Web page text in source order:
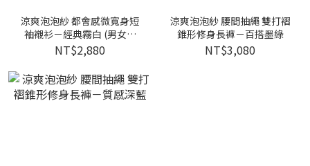
涼爽泡泡紗 都會感微寬身短
袖襯衫－經典霧白 (男女皆
可)
NT$2,880
涼爽泡泡紗 腰間抽繩 雙打褶
錐形修身長褲－百搭墨綠
NT$3,080